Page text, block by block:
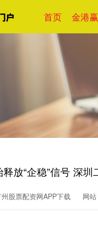
首页 金港
放“企稳”信号 深
股票配资网APP下载 网